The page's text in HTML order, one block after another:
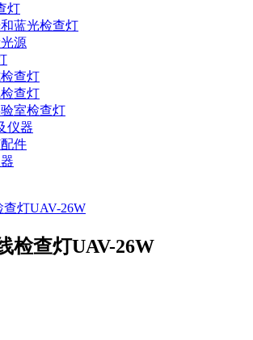
灯
蓝光检查灯
源
查灯
查灯
室检查灯
仪器
件
检查灯UAV-26W